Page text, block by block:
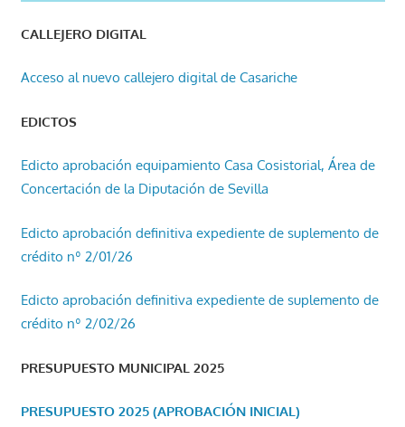
CALLEJERO DIGITAL
Acceso al nuevo callejero digital de Casariche
EDICTOS
Edicto aprobación equipamiento Casa Cosistorial, Área de
Concertación de la Diputación de Sevilla
Edicto aprobación definitiva expediente de suplemento de
crédito nº 2/01/26
Edicto aprobación definitiva expediente de suplemento de
crédito nº 2/02/26
PRESUPUESTO MUNICIPAL 2025
PRESUPUESTO 2025 (APROBACIÓN INICIAL)